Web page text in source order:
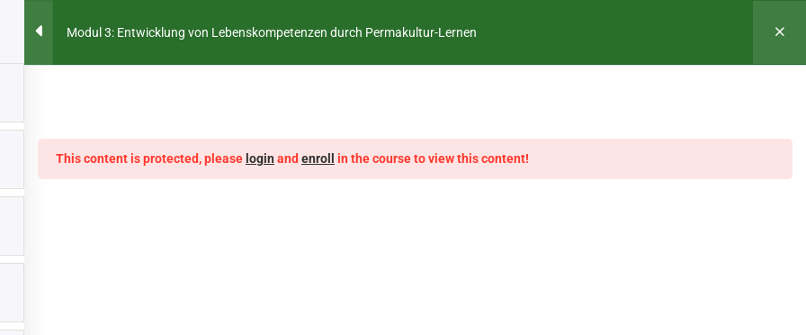
HOME ÜBER UNS PARTNERS NEWS ONLINE-KURS
VON LEBENSKOMPETENZEN DURCH PERMAKULTUR-
LERNEN
3: ENTWICKLUNG VON LEBENSKOMPETENZEN DURCH PERMAKULTUR-LERNEN
Modul 3: Entwicklung von Lebenskompetenzen durch Permakultur-Lernen
This content is protected, please login and enroll in the course to view this content!